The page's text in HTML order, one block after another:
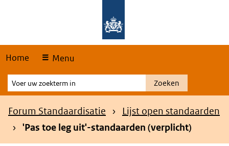
Home Menu
Voer
uw
zoekterm
Zoeken
Kruimelpad
Forum Standaardisatie
Lijst open standaarden
'Pas toe leg uit'-standaarden (verplicht)